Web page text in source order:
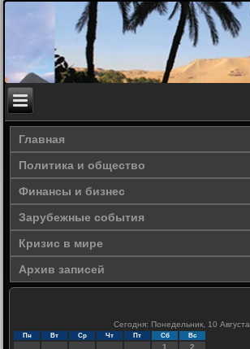
Главная
Политика и общество
Финансы и бизнес
Зарубежные события
Кризис в мире
Архив записей
Сегодня: Понедельник, 10 Августа
Пн Вт Ср Чт Пт Сб Вс
1
2